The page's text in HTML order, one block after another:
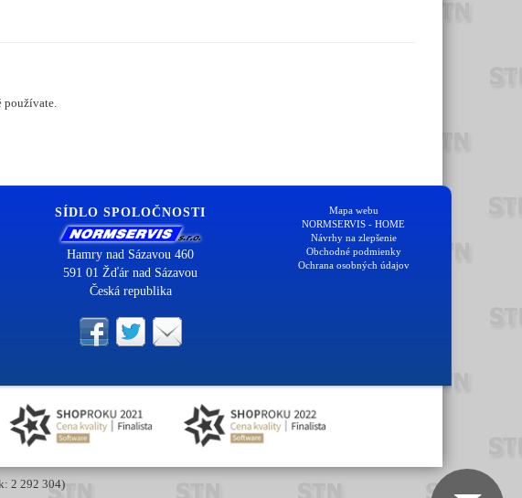
používate.
SÍDLO SPOLOČNOSTI
Hamry nad Sázavou 460
591 01 Žďár nad Sázavou
Česká republika
Mapa webu
NORMSERVIS - HOME
Návrhy na zlepšenie
Obchodné podmienky
Ochrana osobných údajov
2 292 304)